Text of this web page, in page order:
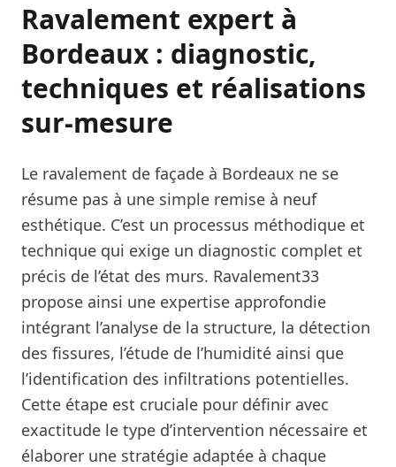
Ravalement expert à
Bordeaux : diagnostic,
techniques et réalisations
sur-mesure
Le ravalement de façade à Bordeaux ne se
résume pas à une simple remise à neuf
esthétique. C’est un processus méthodique et
technique qui exige un diagnostic complet et
précis de l’état des murs. Ravalement33
propose ainsi une expertise approfondie
intégrant l’analyse de la structure, la détection
des fissures, l’étude de l’humidité ainsi que
l’identification des infiltrations potentielles.
Cette étape est cruciale pour définir avec
exactitude le type d’intervention nécessaire et
élaborer une stratégie adaptée à chaque